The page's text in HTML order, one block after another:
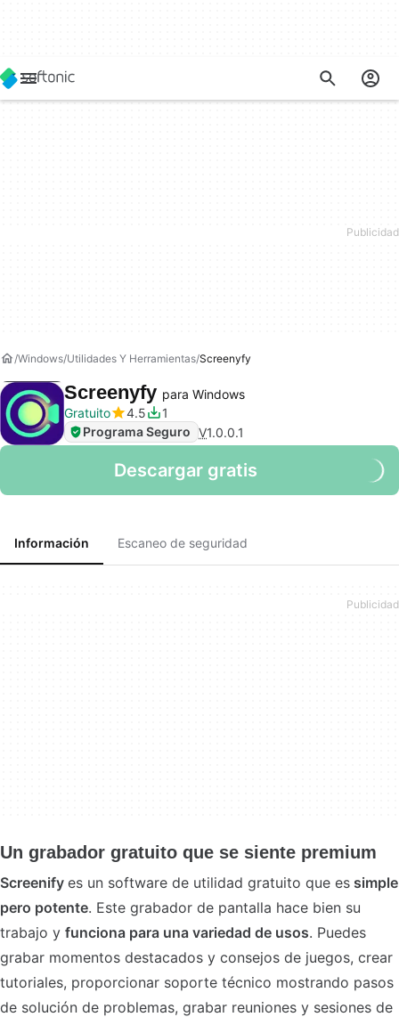
Windows Utilidades Y Herramientas Screenyfy
Screenyfy para Windows
Gratuito
4.5
1
Programa Seguro V1.0.0.1
Descargar gratis
Información Escaneo de seguridad
Un grabador gratuito que se siente premium
Screenify es un software de utilidad gratuito que es simple
pero potente. Este grabador de pantalla hace bien su
trabajo y funciona para una variedad de usos. Puedes
grabar momentos destacados y consejos de juegos, crear
tutoriales, proporcionar soporte técnico mostrando pasos
de solución de problemas, grabar reuniones y sesiones de